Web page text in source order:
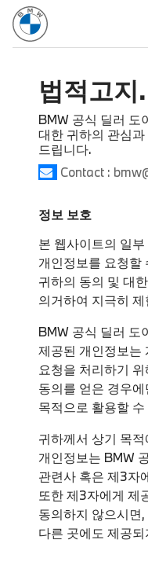
모델
전기차
구매하기
BMW 공식 서비스
더 알아보기
도이치 모터스
법적고지.
BMW 공식 딜러 도
대한 귀하의 관심
드립니다.
Contact :
정보 보호
본 웹사이트의 일
개인정보를 요청할
귀하의 동의 및 대
의거하여 지극히
BMW 공식 딜러 도
제공된 개인정보는
요청을 처리하기
동의를 얻은 경우
목적으로 활용할
귀하께서 상기 목
개인정보는 BMW
관련사 혹은 제3자
또한 제3자에게 제
동의하지 않으시면
다른 곳에도 제공